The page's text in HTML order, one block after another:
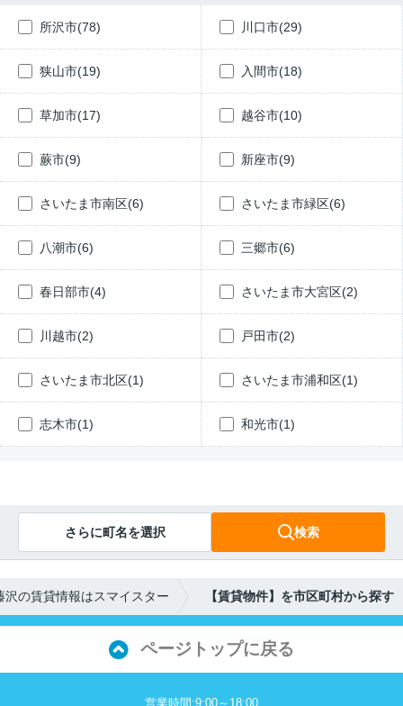
所沢市(78) 川口市(29)
狭山市(19) 入間市(18)
草加市(17) 越谷市(10)
蕨市(9) 新座市(9)
さいたま市南区(6) さいたま市緑区(6)
八潮市(6) 三郷市(6)
春日部市(4) さいたま市大宮区(2)
川越市(2) 戸田市(2)
さいたま市北区(1) さいたま市浦和区(1)
志木市(1) 和光市(1)
さらに町名を選択 検索
の賃貸情報はスマイスター 【賃貸物件】を市区町村から探す
ページトップに戻る
営業時間:9:00～18:00